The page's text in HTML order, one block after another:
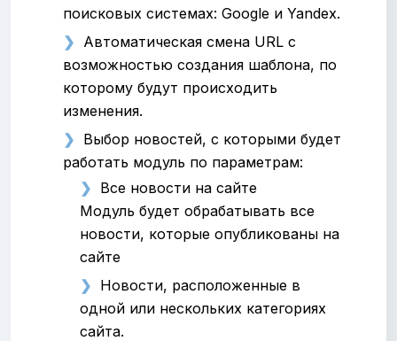
поисковых системах: Google и Yandex.
Автоматическая смена URL с
возможностью создания шаблона, по
которому будут происходить
изменения.
Выбор новостей, с которыми будет
работать модуль по параметрам:
Все новости на сайте
Модуль будет обрабатывать все
новости, которые опубликованы на
сайте
Новости, расположенные в
одной или нескольких категориях
сайта.